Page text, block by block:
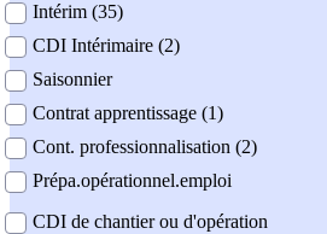
Intérim (35)
CDI Intérimaire (2)
Saisonnier
Contrat apprentissage (1)
Cont. professionnalisation (2)
Prépa.opérationnel.emploi
CDI de chantier ou d'opération